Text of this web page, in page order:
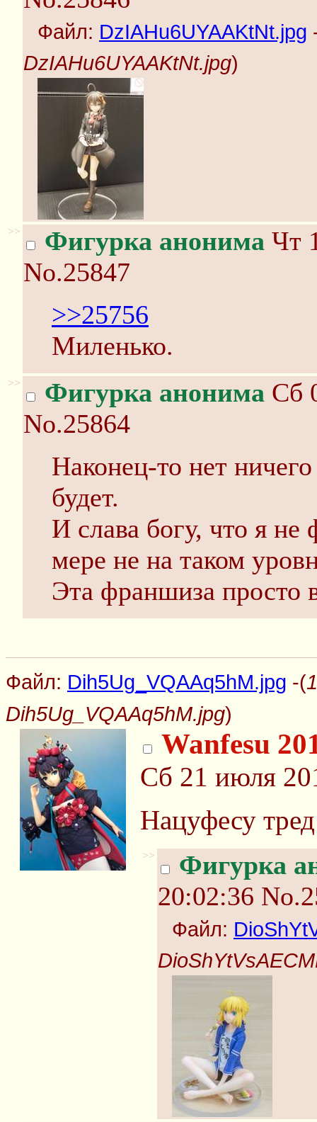
Файл: DzIAHu6UYAAKtNt.jpg
DzIAHu6UYAAKtNt.jpg)
>> Фигурка анонима Чт
No.25847
>>25756
Миленько.
>> Фигурка анонима Сб
No.25864
Наконец-то нет
будет.
И слава богу, что я
мере не на таком
Эта франшиза просто
Файл: Dih5Ug_VQAAq5hM.jpg -(
Dih5Ug_VQAAq5hM.jpg)
Wanfesu
Сб 21 июля
Нацуфесу
>>
Фигурка
20:02:36
Файл: